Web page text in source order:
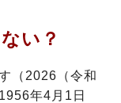
い？
（2026（令和
年4月1日